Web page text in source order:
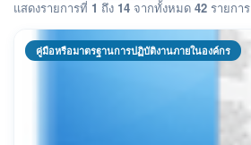
แสดงรายการที่ 1 ถึง 14 จากทั้งหมด 42 รายการ
คู่มือหรือมาตรฐานการปฏิบัติงานภายในองค์กร